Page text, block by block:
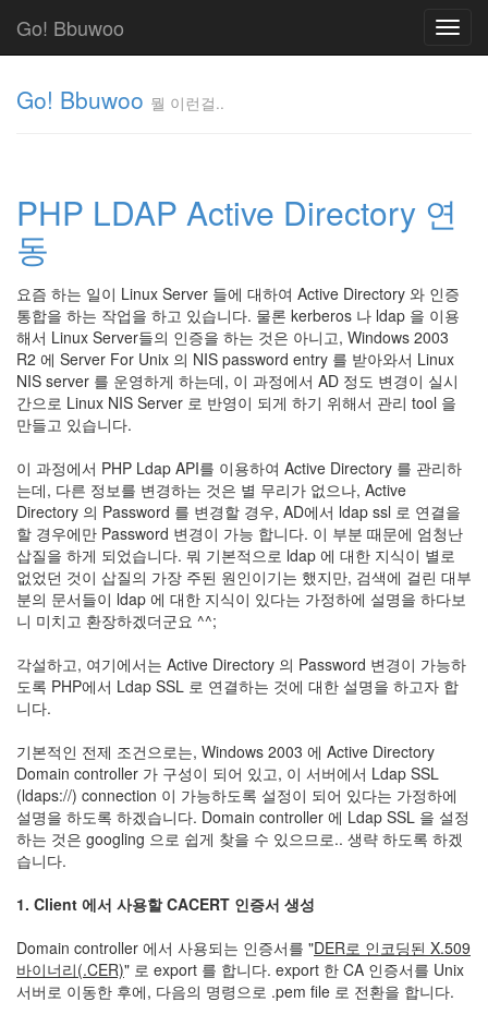
Go! Bbuwoo
Go! Bbuwoo 뭘 이런걸..
PHP LDAP Active Directory 연
동
요즘 하는 일이 Linux Server 들에 대하여 Active Directory 와 인증
통합을 하는 작업을 하고 있습니다. 물론 kerberos 나 ldap 을 이용
해서 Linux Server들의 인증을 하는 것은 아니고, Windows 2003
R2 에 Server For Unix 의 NIS password entry 를 받아와서 Linux
NIS server 를 운영하게 하는데, 이 과정에서 AD 정도 변경이 실시
간으로 Linux NIS Server 로 반영이 되게 하기 위해서 관리 tool 을
만들고 있습니다.
이 과정에서 PHP Ldap API를 이용하여 Active Directory 를 관리하
는데, 다른 정보를 변경하는 것은 별 무리가 없으나, Active
Directory 의 Password 를 변경할 경우, AD에서 ldap ssl 로 연결을
할 경우에만 Password 변경이 가능 합니다. 이 부분 때문에 엄청난
삽질을 하게 되었습니다. 뭐 기본적으로 ldap 에 대한 지식이 별로
없었던 것이 삽질의 가장 주된 원인이기는 했지만, 검색에 걸린 대부
분의 문서들이 ldap 에 대한 지식이 있다는 가정하에 설명을 하다보
니 미치고 환장하겠더군요 ^^;
각설하고, 여기에서는 Active Directory 의 Password 변경이 가능하
도록 PHP에서 Ldap SSL 로 연결하는 것에 대한 설명을 하고자 합
니다.
기본적인 전제 조건으로는, Windows 2003 에 Active Directory
Domain controller 가 구성이 되어 있고, 이 서버에서 Ldap SSL
(ldaps://) connection 이 가능하도록 설정이 되어 있다는 가정하에
설명을 하도록 하겠습니다. Domain controller 에 Ldap SSL 을 설정
하는 것은 googling 으로 쉽게 찾을 수 있으므로.. 생략 하도록 하겠
습니다.
1. Client 에서 사용할 CACERT 인증서 생성
Domain controller 에서 사용되는 인증서를 "DER로 인코딩된 X.509
바이너리(.CER)" 로 export 를 합니다. export 한 CA 인증서를 Unix
서버로 이동한 후에, 다음의 명령으로 .pem file 로 전환을 합니다.
걸..
김
정
균
Tag
Cloud
안
녕
리
눅
스
AnNyung
Firefox
Mozilla
군
이
준
L10N
iPutty
AnNyung
LInux
불
우
Notices